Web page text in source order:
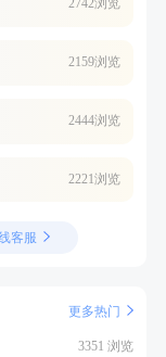
2742浏览
2159浏览
2444浏览
2221浏览
客服
更多热门
3351 浏览